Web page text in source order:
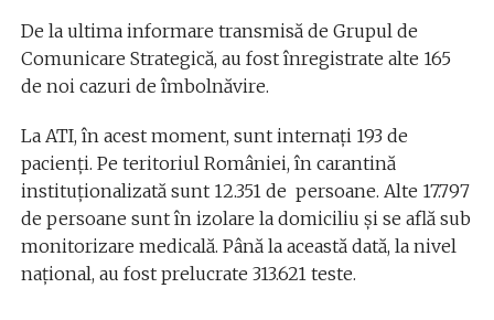
De la ultima informare transmisă de Grupul de
Comunicare Strategică, au fost înregistrate alte 165
de noi cazuri de îmbolnăvire.
La ATI, în acest moment, sunt internați 193 de
pacienți. Pe teritoriul României, în carantină
instituționalizată sunt 12.351 de persoane. Alte 17.797
de persoane sunt în izolare la domiciliu și se află sub
monitorizare medicală. Până la această dată, la nivel
național, au fost prelucrate 313.621 teste.